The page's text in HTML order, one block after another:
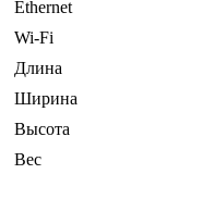
Ethernet
Wi-Fi
Длина
Ширина
Высота
Вес